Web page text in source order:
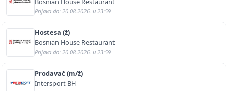
Prijava do: 20.08.2026. u 23:59
Hostesa (ž)
Bosnian House Restaurant
Prijava do: 20.08.2026. u 23:59
Prodavač (m/ž)
Intersport BH